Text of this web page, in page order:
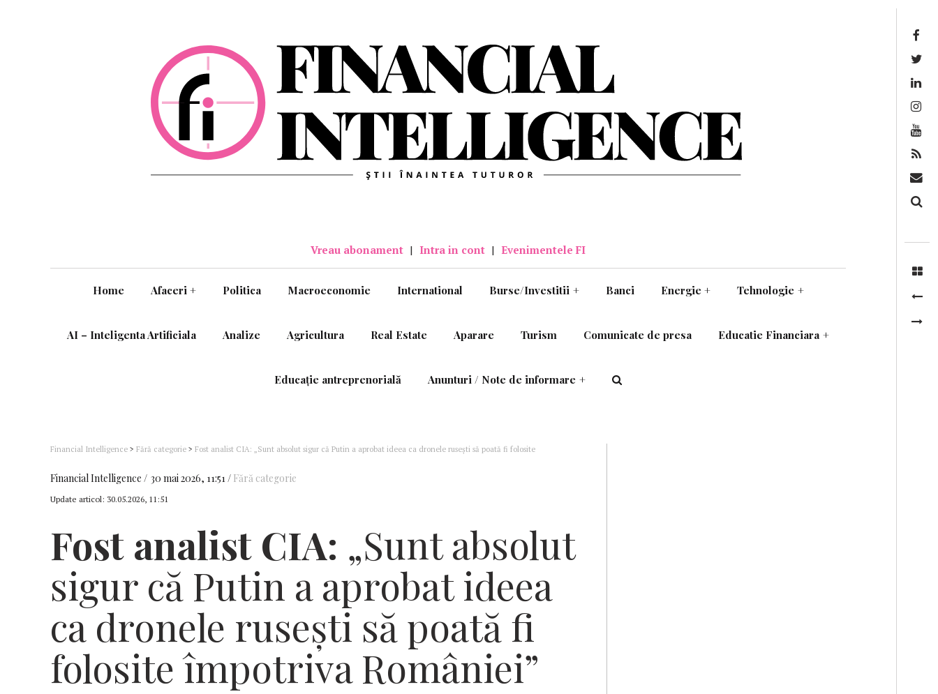
Vreau abonament | Intra in cont | Evenimentele FI
Home Afaceri + Politica Macroeconomie International Burse/Investitii + Banci Energie + Tehnologie +
AI – Inteligenta Artificiala Analize Agricultura Real Estate Aparare Turism Comunicate de presa Educatie Financiara +
Educație antreprenorială Anunturi / Note de informare +
Financial Intelligence > Fără categorie > Fost analist CIA: „Sunt absolut sigur că Putin a aprobat ideea ca dronele rusești să poată fi folosite
Financial Intelligence 30 mai 2026, 11:51 Fără categorie
Update articol: 30.05.2026, 11:51
Fost analist CIA: „Sunt absolut
sigur că Putin a aprobat ideea
ca dronele rusești să poată fi
folosite împotriva României”